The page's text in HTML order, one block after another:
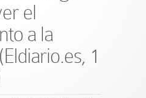
el
a la
1